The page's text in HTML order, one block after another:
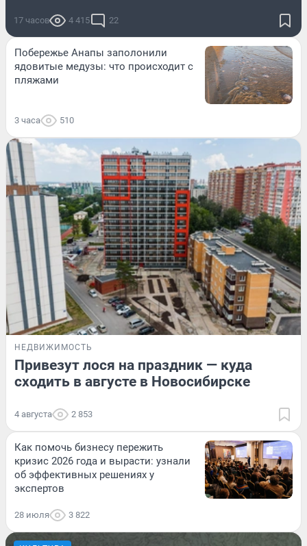
17 часов 4 415 22
Побережье Анапы заполонили
ядовитые медузы: что происходит с
пляжами
3 часа 510
НЕДВИЖИМОСТЬ
Привезут лося на праздник — куда
сходить в августе в Новосибирске
4 августа 2 853
Как помочь бизнесу пережить
кризис 2026 года и вырасти: узнали
об эффективных решениях у
экспертов
28 июля 3 822